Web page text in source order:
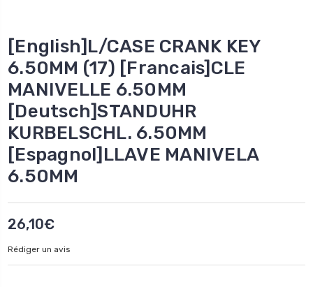
[English]L/CASE CRANK KEY
6.50MM (17) [Francais]CLE
MANIVELLE 6.50MM
[Deutsch]STANDUHR
KURBELSCHL. 6.50MM
[Espagnol]LLAVE MANIVELA
6.50MM
26,10€
Rédiger un avis